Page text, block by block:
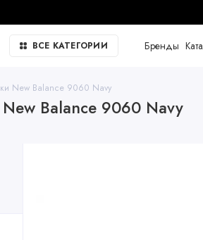
ВСЕ КАТЕГОРИИ Бренды
New Balance 9060 Navy
New Balance 9060 Navy